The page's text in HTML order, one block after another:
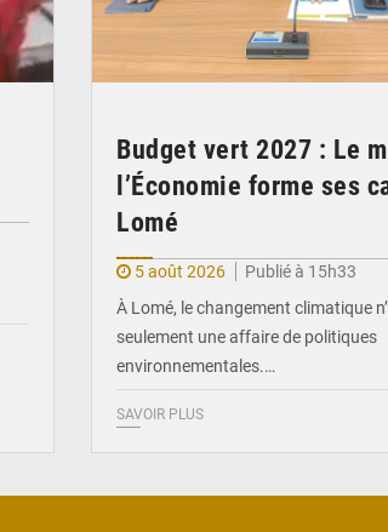
Budget vert 2027 : Le
l’Économie forme ses
Lomé
5 août 2026
Publié à 15h33
À Lomé, le changement climatique
seulement une affaire de politiques
environnementales.…
SAVOIR PLUS